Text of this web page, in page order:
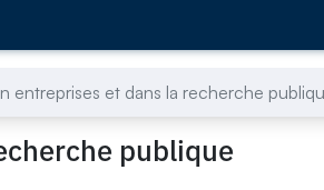
entreprises et dans la recherche
publique